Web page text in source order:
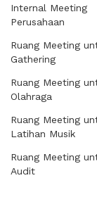
Internal Meeting
Perusahaan
Ruang Meeting
Gathering
Ruang Meeting
Olahraga
Ruang Meeting
Latihan Musik
Ruang Meeting
Audit